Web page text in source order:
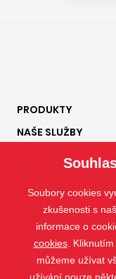
PRODUKTY
NAŠE SLUŽBY
KONTAKT
Soubory cookies
zkušenosti s
informace o
cookies. Kliknutím
můžeme užívat